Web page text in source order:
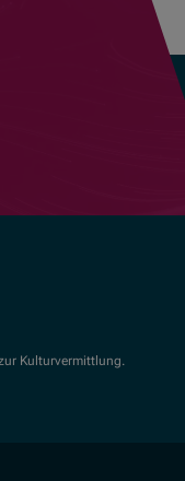
Kulturvermittlung.